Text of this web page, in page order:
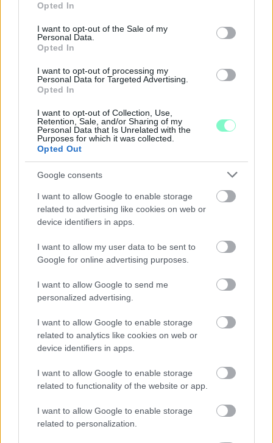
use your data for below specified purposes in below Google
consent section.
Opted In
I want to opt-out of the Sale of my
Personal Data.
Opted In
I want to opt-out of processing my
Personal Data for Targeted Advertising.
Opted In
I want to opt-out of Collection, Use,
Retention, Sale, and/or Sharing of my
Personal Data that Is Unrelated with the
Purposes for which it was collected.
Opted Out
Google consents
I want to allow Google to enable storage
related to advertising like cookies on web or
device identifiers in apps.
I want to allow my user data to be sent to
Google for online advertising purposes.
I want to allow Google to send me
personalized advertising.
I want to allow Google to enable storage
related to analytics like cookies on web or
device identifiers in apps.
I want to allow Google to enable storage
related to functionality of the website or app.
I want to allow Google to enable storage
related to personalization.
NŐVERŐ SZOMBATHELYI FÉRFI ELLEN EMELT
VÁDAT AZ ÜGYÉSZSÉG
A férfi a nyílt utcán kezdte verni áldozatát.